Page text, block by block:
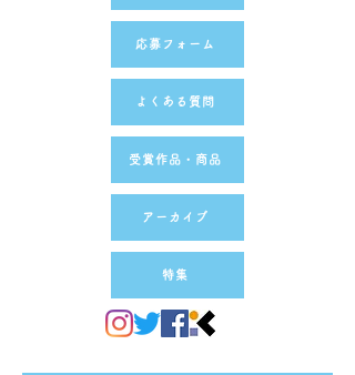
応募フォーム
よくある質問
受賞作品・商品
アーカイブ
特集